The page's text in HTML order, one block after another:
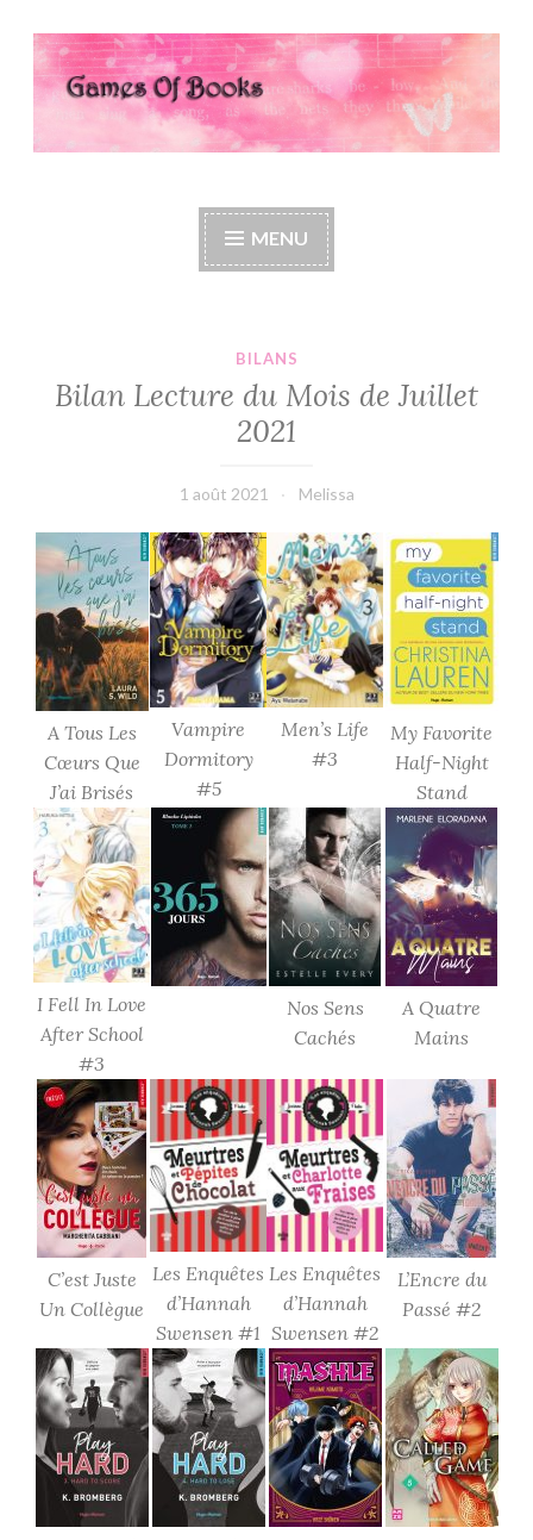
Accéder
au
contenu
Games Of Books
MENU
BILANS
Bilan Lecture du Mois de Juillet
2021
1 août 2021 Melissa
A Tous Les
Cœurs Que
J’ai Brisés
Vampire
Dormitory
#5
Men’s Life
#3
My Favorite
Half-Night
Stand
I Fell In Love
After School
#3
Nos Sens
Cachés
A Quatre
Mains
C’est Juste
Un Collègue
Les Enquêtes
d’Hannah
Swensen #1
Les Enquêtes
d’Hannah
Swensen #2
L’Encre du
Passé #2